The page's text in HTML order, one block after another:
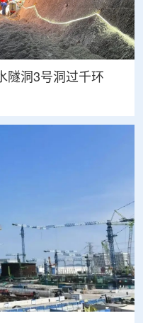
隧洞3号洞过千环